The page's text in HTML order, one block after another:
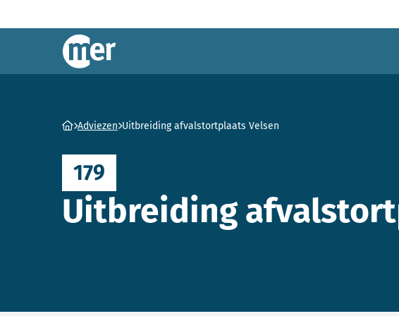
Commissie mer
Ga naar homepage
Adviezen Uitbreiding afvalstortplaats Velsen
179
Uitbreiding